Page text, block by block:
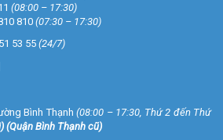
(08:00 – 17:30)
810(07:30 – 17:30)
53 55 (24/7)
Bình Thạnh (08:00 – 17:30, Thứ 2 đến Thứ
) (Quận Bình Thạnh cũ)